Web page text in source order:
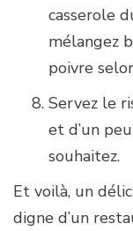
casserole
mélangez
poivre
Servez le
et d’un
souhaitez.
Et voilà, un
digne d’un